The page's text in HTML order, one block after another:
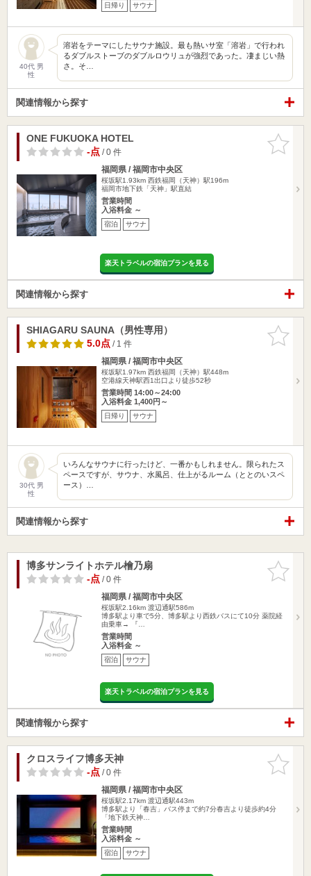
日帰り サウナ
40代 男
性
溶岩をテーマにしたサウナ施設。最も熱いサ室「溶岩」で行われ
るダブルストーブのダブルロウリュが強烈であった。凄まじい熱
さ。そ…
関連情報から探す
お気に入
りに追加
ONE FUKUOKA HOTEL
-点/ 0 件
福岡県 / 福岡市中央区
桜坂駅1.93km 西鉄福岡（天神）駅196m
福岡市地下鉄「天神」駅直結
営業時間
入浴料金 ～
宿泊 サウナ
楽天トラベルの宿泊プランを見る
関連情報から探す
お気に入
りに追加
SHIAGARU SAUNA（男性専用）
5.0点/ 1 件
福岡県 / 福岡市中央区
桜坂駅1.97km 西鉄福岡（天神）駅448m
空港線天神駅西1出口より徒歩52秒
営業時間 14:00～24:00
入浴料金 1,400円～
日帰り サウナ
30代 男
性
いろんなサウナに行ったけど、一番かもしれません。限られたス
ペースですが、サウナ、水風呂、仕上がるルーム（ととのいスペ
ース）…
関連情報から探す
お気に入
りに追加
博多サンライトホテル檜乃扇
-点/ 0 件
福岡県 / 福岡市中央区
桜坂駅2.16km 渡辺通駅586m
博多駅より車で5分、博多駅より西鉄バスにて10分 薬院経
由乗車→ 『…
営業時間
入浴料金 ～
宿泊 サウナ
楽天トラベルの宿泊プランを見る
関連情報から探す
お気に入
りに追加
クロスライフ博多天神
-点/ 0 件
福岡県 / 福岡市中央区
桜坂駅2.17km 渡辺通駅443m
博多駅より「春吉」バス停まで約7分春吉より徒歩約4分
「地下鉄天神…
営業時間
入浴料金 ～
宿泊 サウナ